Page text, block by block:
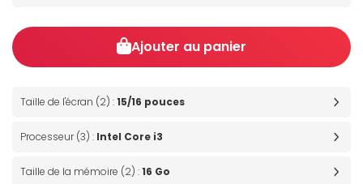
Ajouter au panier
Taille de l'écran (2) :15/16 pouces
Processeur (3) : Intel Core i3
Taille de la mémoire (2) :16 Go